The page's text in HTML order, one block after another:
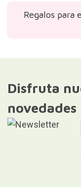
Regalos para
Disfruta
novedades